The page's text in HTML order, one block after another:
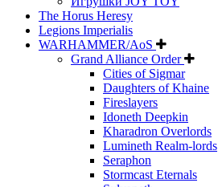
The Horus Heresy
Legions Imperialis
WARHAMMER/AoS
Grand Alliance Order
Cities of Sigmar
Daughters of Khaine
Fireslayers
Idoneth Deepkin
Kharadron Overlords
Lumineth Realm-lords
Seraphon
Stormcast Eternals